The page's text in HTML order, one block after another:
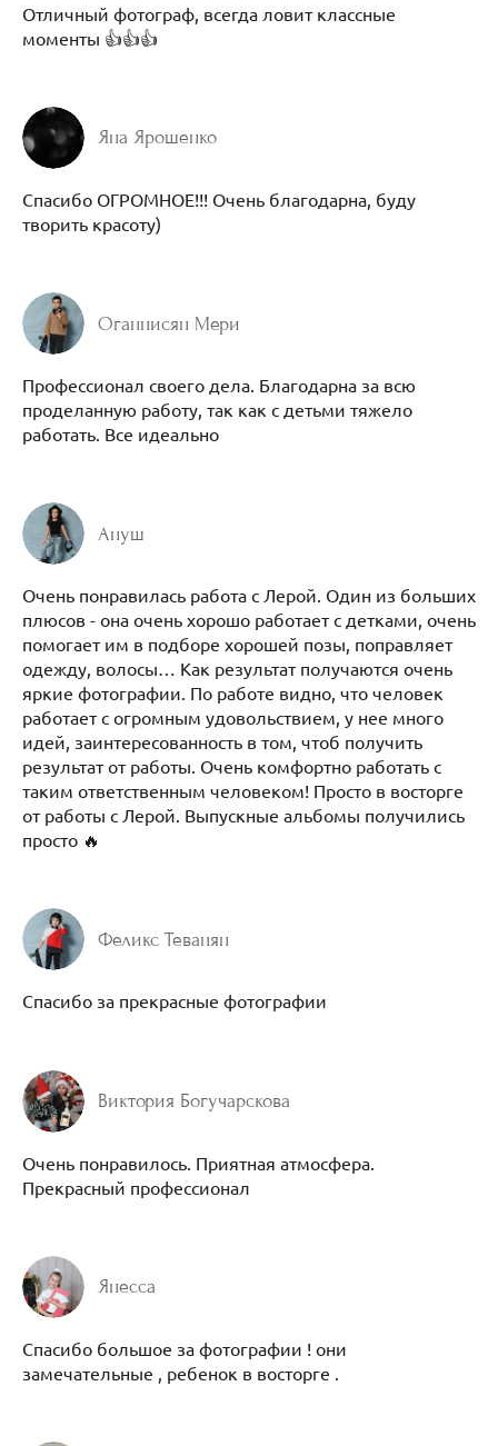
Отличный фотограф, всегда ловит классные
моменты 👍👍👍
Яна Ярошенко
Спасибо ОГРОМНОЕ!!! Очень благодарна, буду
творить красоту)
Оганнисян Мери
Профессионал своего дела. Благодарна за всю
проделанную работу, так как с детьми тяжело
работать. Все идеально
Ануш
Очень понравилась работа с Лерой. Один из больших
плюсов - она очень хорошо работает с детками, очень
помогает им в подборе хорошей позы, поправляет
одежду, волосы… Как результат получаются очень
яркие фотографии. По работе видно, что человек
работает с огромным удовольствием, у нее много
идей, заинтересованность в том, чтоб получить
результат от работы. Очень комфортно работать с
таким ответственным человеком! Просто в восторге
от работы с Лерой. Выпускные альбомы получились
просто 🔥
Феликс Теванян
Спасибо за прекрасные фотографии
Виктория Богучарскова
Очень понравилось. Приятная атмосфера.
Прекрасный профессионал
Янесса
Спасибо большое за фотографии ! они
замечательные , ребенок в восторге .